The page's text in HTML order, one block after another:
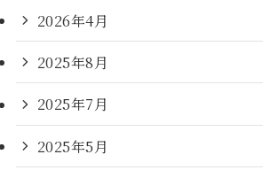
2026年4月
2025年8月
2025年7月
2025年5月